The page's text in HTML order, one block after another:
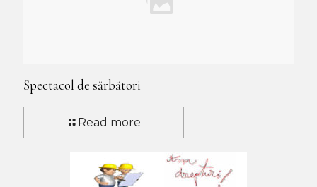
Spectacol de sărbători
Read more